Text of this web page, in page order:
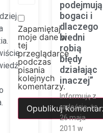
Zapamiętaj
moje dane w
tej
przeglądarce
podczas
pisania
kolejnych
komentarzy.
podejmują
bogaci i
dlaczego
biedni
robią
błędy
działając
inaczej”
Informuję z
radością, że
26 maja
2011 w